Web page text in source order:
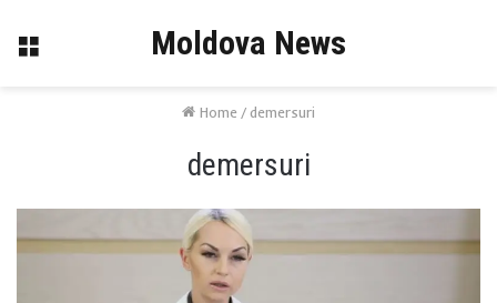
Menu Moldova News
Home / demersuri
demersuri